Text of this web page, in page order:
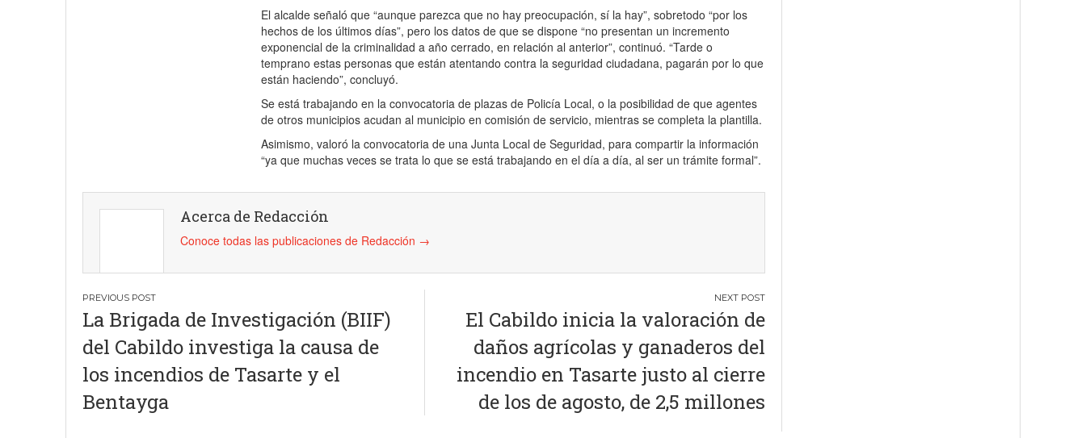
El alcalde señaló que “aunque parezca que no hay preocupación, sí la hay”, sobretodo “por los
hechos de los últimos días”, pero los datos de que se dispone “no presentan un incremento
exponencial de la criminalidad a año cerrado, en relación al anterior”, continuó. “Tarde o
temprano estas personas que están atentando contra la seguridad ciudadana, pagarán por lo que
están haciendo”, concluyó.
Se está trabajando en la convocatoria de plazas de Policía Local, o la posibilidad de que agentes
de otros municipios acudan al municipio en comisión de servicio, mientras se completa la plantilla.
Asimismo, valoró la convocatoria de una Junta Local de Seguridad, para compartir la información
“ya que muchas veces se trata lo que se está trabajando en el día a día, al ser un trámite formal”.
Acerca de Redacción
Conoce todas las publicaciones de Redacción →
Navegación
de
entradas
La Brigada de Investigación (BIIF)
del Cabildo investiga la causa de
los incendios de Tasarte y el
Bentayga
El Cabildo inicia la valoración de
daños agrícolas y ganaderos del
incendio en Tasarte justo al cierre
de los de agosto, de 2,5 millones